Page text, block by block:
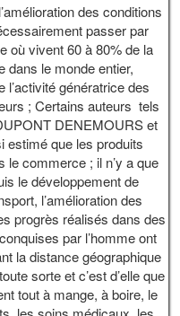
des conditions
passer par
où vivent 60 à 80% de la
dans le monde entier,
l’activité génératrice des
; Certains auteurs tels
DENEMOURS et
estimé que les produits
le commerce ; il n’y a que
le développement de
l’amélioration des
progrès réalisés dans des
par l’homme ont
la distance géographique
sorte et c’est d’elle que
tout à mange, à boire, le